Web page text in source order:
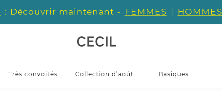
: Découvrir maintenant - FEMMES | HOMMES
Très convoités Collection d’août Basiques